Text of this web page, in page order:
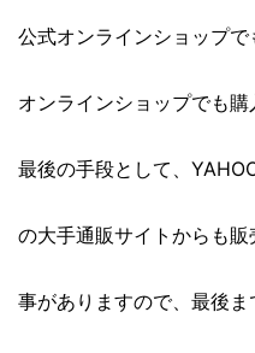
公式オンラインショップ
オンラインショップでも
最後の手段として、
の大手通販サイトからも販
事がありますので、最後